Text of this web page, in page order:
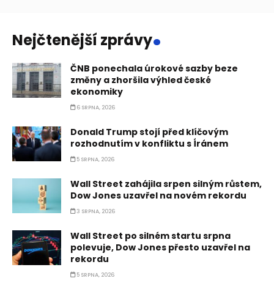
Nejčtenější zprávy.
ČNB ponechala úrokové sazby beze
změny a zhoršila výhled české
ekonomiky
6 SRPNA, 2026
Donald Trump stojí před klíčovým
rozhodnutím v konfliktu s Íránem
5 SRPNA, 2026
Wall Street zahájila srpen silným růstem,
Dow Jones uzavřel na novém rekordu
3 SRPNA, 2026
Wall Street po silném startu srpna
polevuje, Dow Jones přesto uzavřel na
rekordu
5 SRPNA, 2026